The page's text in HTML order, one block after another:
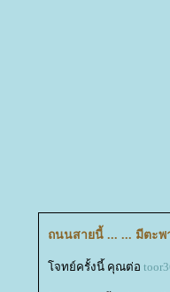
ถนนสายนี้ ... ... มีตะ
จทย์ครั้งนี้ คุณต่อ